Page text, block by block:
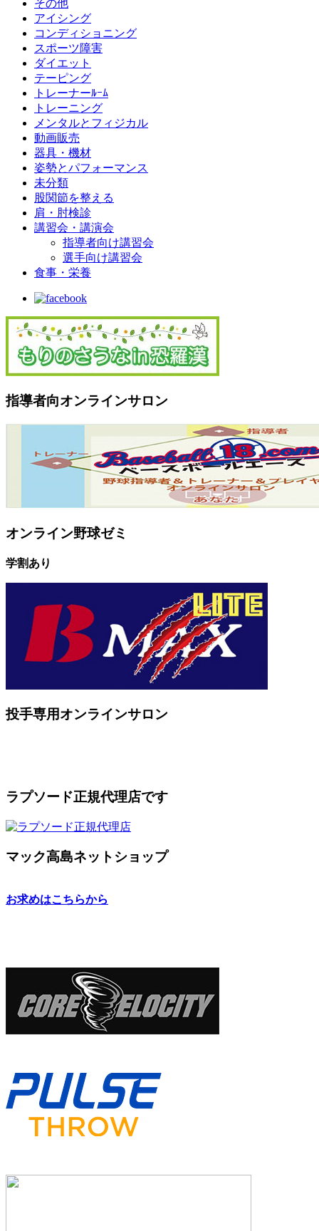
その他
アイシング
コンディショニング
スポーツ障害
ダイエット
テーピング
トレーナーﾙｰﾑ
トレーニング
メンタルとフィジカル
動画販売
器具・機材
姿勢とパフォーマンス
未分類
股関節を整える
肩・肘検診
講習会・講演会
指導者向け講習会
選手向け講習会
食事・栄養
指導者向オンラインサロン
オンライン野球ゼミ
学割あり
投手専用オンラインサロン
ラプソード正規代理店です
マック高島ネットショップ
お求めはこちらから